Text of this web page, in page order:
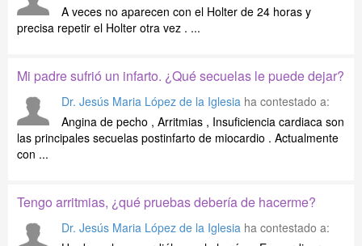
A veces no aparecen con el Holter de 24 horas y
precisa repetir el Holter otra vez . ...
Mi padre sufrió un infarto. ¿Qué secuelas le puede dejar?
Dr. Jesús Maria López de la Iglesia ha contestado a:
Angina de pecho , Arritmias , Insuficiencia cardiaca son
las principales secuelas postinfarto de miocardio . Actualmente
con ...
Tengo arritmias, ¿qué pruebas debería de hacerme?
Dr. Jesús Maria López de la Iglesia ha contestado a: